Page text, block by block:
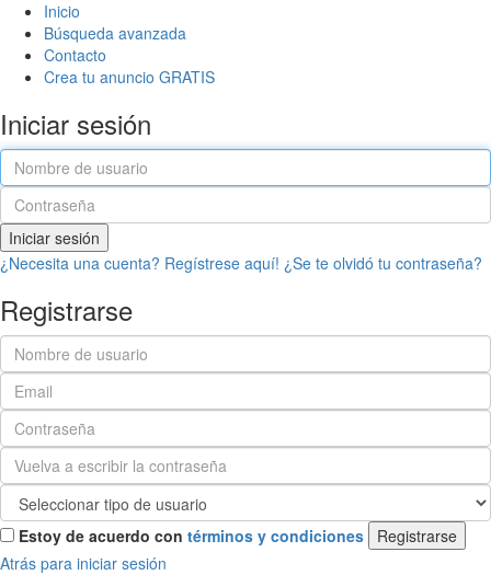
Inicio
Búsqueda avanzada
Contacto
Crea tu anuncio GRATIS
Iniciar sesión
Iniciar sesión
¿Necesita una cuenta? Regístrese aquí! ¿Se te olvidó tu contraseña?
Registrarse
Estoy de acuerdo con términos y condiciones
Registrarse
Atrás para iniciar sesión